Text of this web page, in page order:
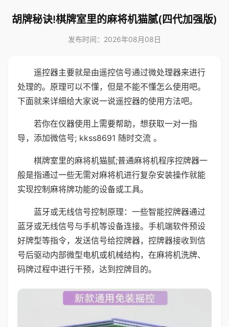
胡牌秘诀!棋牌室里的麻将机猫腻(四代加强版)
发布时间：2026年08月08日
遥控器主要就是由遥控信号通过微处理器来进行
处理的。原理可以不懂，但是不能不懂怎么使用吧。
下面就来详细给大家说一说遥控器的使用方法吧。
若你在仪器使用上需要帮助，想获取一对一指
导，添加微信号; kkss8691 随时交流 。
棋牌室里的麻将机猫腻;普通麻将机程序控牌器一
般是指通过一些无需对麻将机进行复杂安装操作就能
实现控制麻将牌功能的设备或工具。
蓝牙或无线信号控制原理：一些智能控牌器通过
蓝牙或无线信号与手机等设备连接。手机端软件预设
好牌型等指令，发送信号给控牌器，控牌器接收到信
号后驱动内部微型电机或机械结构，在麻将机洗牌、
码牌过程中进行干预，达到控牌目的。